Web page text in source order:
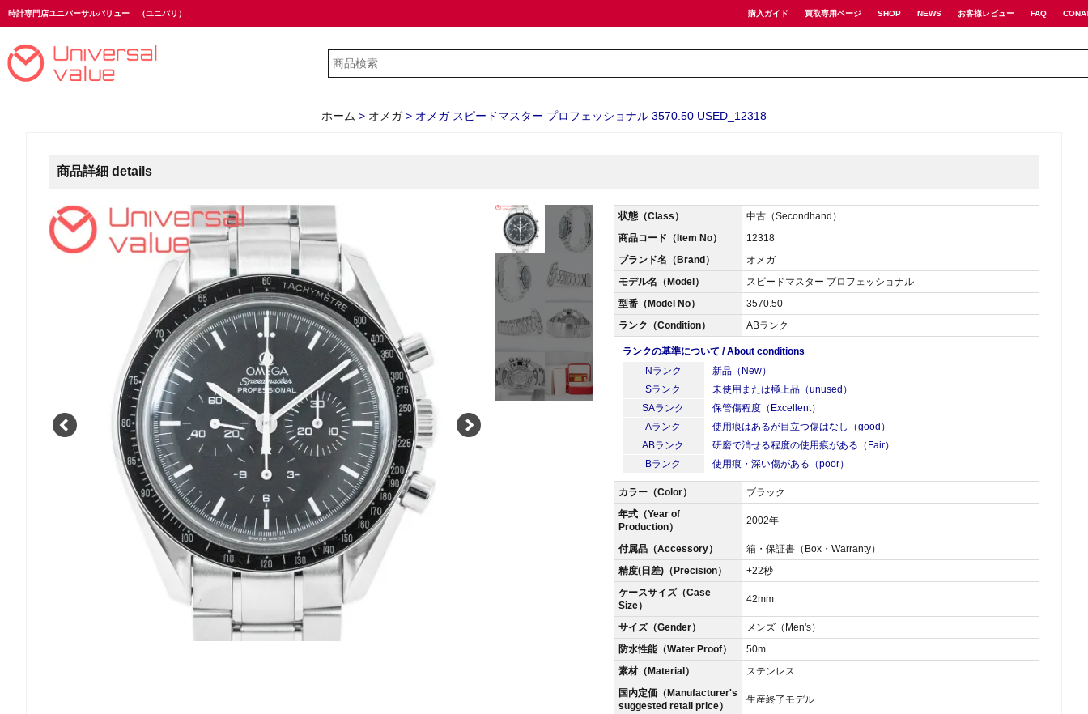
時計専門店ユニバーサルバリュー （ユニバリ） 購入ガイド 買取専用ページ SHOP NEWS お客様レビュー FAQ
ホーム > オメガ> オメガ スピードマスター プロフェッショナル 3570.50 USED_12318
商品詳細 details
状態（Class）
中古（Secondhand）
商品コード（Item No）
12318
ブランド名（Brand）
オメガ
モデル名（Model）
スピードマスター プロフェッショナル
型番（Model No）
3570.50
ランク（Condition）
ABランク
ランクの基準について / About conditions
Nランク
新品（New）
Sランク
未使用または極上品（unused）
SAランク
保管傷程度（Excellent）
Aランク
使用痕はあるが目立つ傷はなし（good）
ABランク
研磨で消せる程度の使用痕がある（Fair）
Bランク
使用痕・深い傷がある（poor）
カラー（Color）
ブラック
年式（Year of
Production）
2002年
付属品（Accessory）
箱・保証書（Box・Warranty）
精度(日差)（Precision）
+22秒
ケースサイズ（Case
Size）
42mm
サイズ（Gender）
メンズ（Men's）
防水性能（Water Proof）
50m
素材（Material）
ステンレス
国内定価（Manufacturer's
suggested retail price）
生産終了モデル